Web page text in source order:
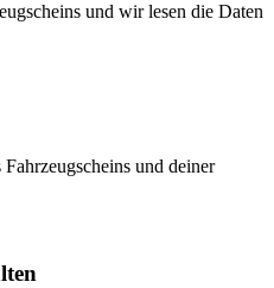
und wir lesen die Daten
und deiner